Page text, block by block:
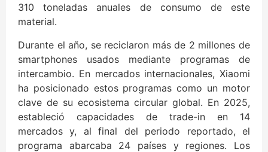
310 toneladas anuales de consumo de este
material.
Durante el año, se reciclaron más de 2 millones de
smartphones usados mediante programas de
intercambio. En mercados internacionales, Xiaomi
ha posicionado estos programas como un motor
clave de su ecosistema circular global. En 2025,
estableció capacidades de trade-in en 14
mercados y, al final del periodo reportado, el
programa abarcaba 24 países y regiones. Los